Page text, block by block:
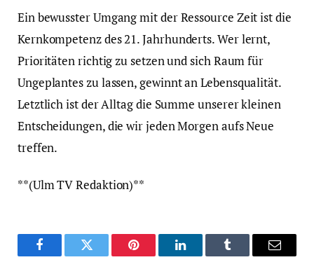
Ein bewusster Umgang mit der Ressource Zeit ist die
Kernkompetenz des 21. Jahrhunderts. Wer lernt,
Prioritäten richtig zu setzen und sich Raum für
Ungeplantes zu lassen, gewinnt an Lebensqualität.
Letztlich ist der Alltag die Summe unserer kleinen
Entscheidungen, die wir jeden Morgen aufs Neue
treffen.
**(Ulm TV Redaktion)**
FacebookTwitter Pinterest LinkedInTumblr Email